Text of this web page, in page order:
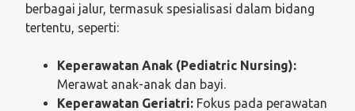
berbagai jalur, termasuk spesialisasi dalam bidang
tertentu, seperti:
Keperawatan Anak (Pediatric Nursing):
Merawat anak-anak dan bayi.
Keperawatan Geriatri: Fokus pada perawatan